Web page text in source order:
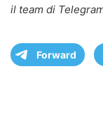
il team di
Forward